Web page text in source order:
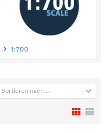
1:700
Sortieren nach ...